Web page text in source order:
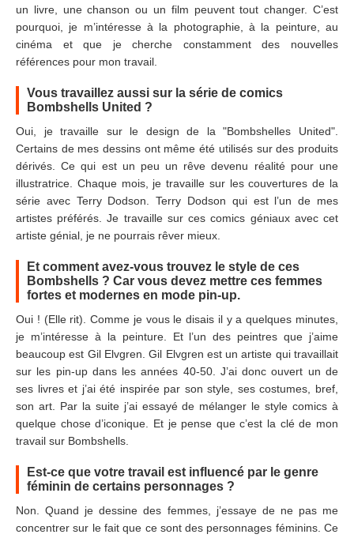
un livre, une chanson ou un film peuvent tout changer. C’est
pourquoi, je m’intéresse à la photographie, à la peinture, au
cinéma et que je cherche constamment des nouvelles
références pour mon travail.
Vous travaillez aussi sur la série de comics
Bombshells United ?
Oui, je travaille sur le design de la "Bombshelles United".
Certains de mes dessins ont même été utilisés sur des produits
dérivés. Ce qui est un peu un rêve devenu réalité pour une
illustratrice. Chaque mois, je travaille sur les couvertures de la
série avec Terry Dodson. Terry Dodson qui est l’un de mes
artistes préférés. Je travaille sur ces comics géniaux avec cet
artiste génial, je ne pourrais rêver mieux.
Et comment avez-vous trouvez le style de ces
Bombshells ? Car vous devez mettre ces femmes
fortes et modernes en mode pin-up.
Oui ! (Elle rit). Comme je vous le disais il y a quelques minutes,
je m’intéresse à la peinture. Et l’un des peintres que j’aime
beaucoup est Gil Elvgren. Gil Elvgren est un artiste qui travaillait
sur les pin-up dans les années 40-50. J’ai donc ouvert un de
ses livres et j’ai été inspirée par son style, ses costumes, bref,
son art. Par la suite j’ai essayé de mélanger le style comics à
quelque chose d’iconique. Et je pense que c’est la clé de mon
travail sur Bombshells.
Est-ce que votre travail est influencé par le genre
féminin de certains personnages ?
Non. Quand je dessine des femmes, j’essaye de ne pas me
concentrer sur le fait que ce sont des personnages féminins. Ce